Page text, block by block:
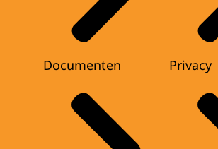
Documenten Privacy